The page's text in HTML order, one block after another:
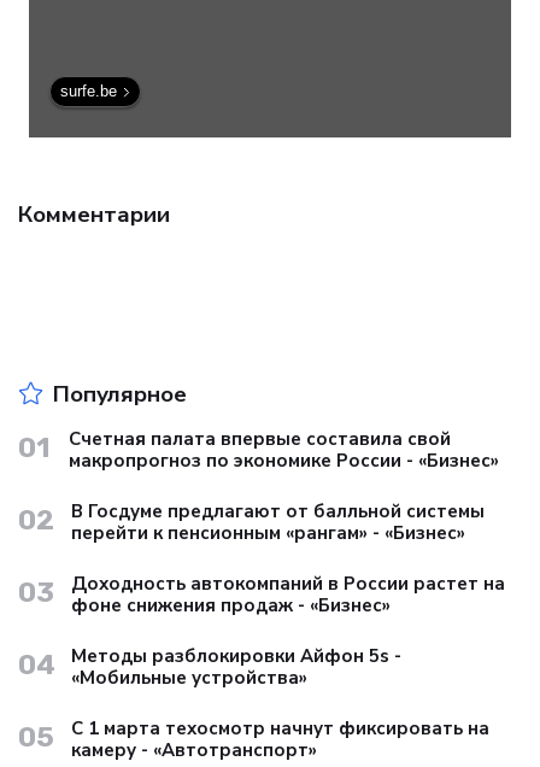
surfe.be
Комментарии
Популярное
01
Счетная палата впервые составила свой
макропрогноз по экономике России - «Бизнес»
02
В Госдуме предлагают от балльной системы
перейти к пенсионным «рангам» - «Бизнес»
03
Доходность автокомпаний в России растет на
фоне снижения продаж - «Бизнес»
04
Методы разблокировки Айфон 5s -
«Мобильные устройства»
05
С 1 марта техосмотр начнут фиксировать на
камеру - «Автотранспорт»